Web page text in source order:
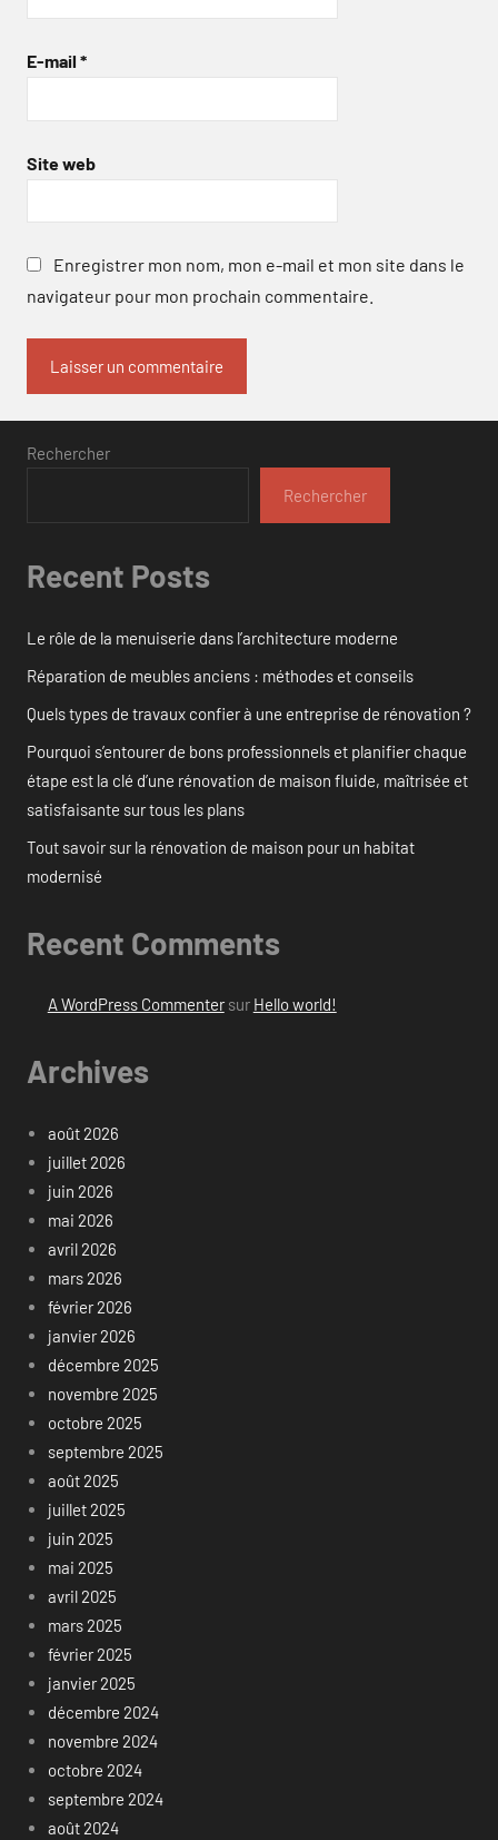
E-mail *
Site web
Enregistrer mon nom, mon e-mail et mon site dans le
navigateur pour mon prochain commentaire.
Rechercher
Rechercher
Recent Posts
Le rôle de la menuiserie dans l’architecture moderne
Réparation de meubles anciens : méthodes et conseils
Quels types de travaux confier à une entreprise de rénovation ?
Pourquoi s’entourer de bons professionnels et planifier chaque
étape est la clé d’une rénovation de maison fluide, maîtrisée et
satisfaisante sur tous les plans
Tout savoir sur la rénovation de maison pour un habitat
modernisé
Recent Comments
A WordPress Commentersur Hello world!
Archives
août 2026
juillet 2026
juin 2026
mai 2026
avril 2026
mars 2026
février 2026
janvier 2026
décembre 2025
novembre 2025
octobre 2025
septembre 2025
août 2025
juillet 2025
juin 2025
mai 2025
avril 2025
mars 2025
février 2025
janvier 2025
décembre 2024
novembre 2024
octobre 2024
septembre 2024
août 2024